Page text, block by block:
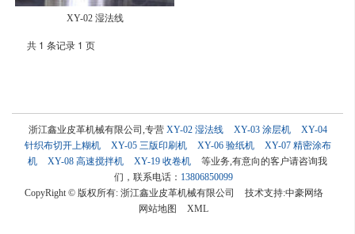
XY-02 湿法线
共 1 条记录 1 页
浙江鑫业皮革机械有限公司,专营 XY-02 湿法线 XY-03 涂层机
XY-04
针织布切开上糊机
XY-05 三版印刷机 XY-06 验纸机
XY-07 精密涂布
机
XY-08 高速搅拌机 XY-19 收卷机
等业务,有意向的客户请咨询我
们，联系电话： 13806850099
CopyRight © 版权所有: 浙江鑫业皮革机械有限公司 技术支持:中豪网络
网站地图
XML